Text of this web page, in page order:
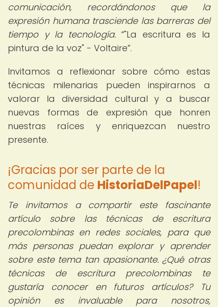
comunicación, recordándonos que la
expresión humana trasciende las barreras del
tiempo y la tecnología.
"La escritura es la
pintura de la voz" - Voltaire .
Invitamos a reflexionar sobre cómo estas
técnicas milenarias pueden inspirarnos a
valorar la diversidad cultural y a buscar
nuevas formas de expresión que honren
nuestras raíces y enriquezcan nuestro
presente.
¡Gracias por ser parte de la
comunidad de HistoriaDelPapel!
Te invitamos a compartir este fascinante
artículo sobre las técnicas de escritura
precolombinas en redes sociales, para que
más personas puedan explorar y aprender
sobre este tema tan apasionante. ¿Qué otras
técnicas de escritura precolombinas te
gustaría conocer en futuros artículos? Tu
opinión es invaluable para nosotros,